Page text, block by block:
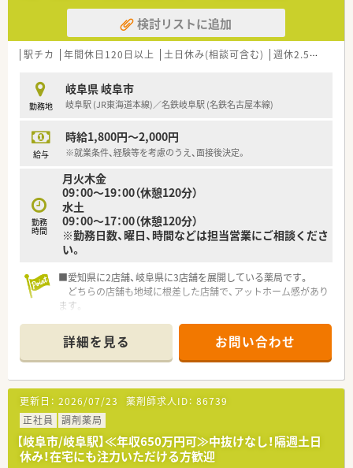
検討リストに追加
駅チカ 年間休日120日以上 土日休み(相談可含む) 週休2.5日以上
勤務地
岐阜県 岐阜市
岐阜駅 (JR東海道本線)／名鉄岐阜駅 (名鉄名古屋本線)
給与
時給1,800円～2,000円
※就業条件、経験等を考慮のうえ、面接後決定。
勤務
時間
月火木金
09：00～19：00（休憩120分）
水土
09：00～17：00（休憩120分）
※勤務日数、曜日、時間などは担当営業にご相談くださ
い。
■愛知県に2店舗、岐阜県に3店舗を展開している薬局です。
どちらの店舗も地域に根差した店舗で、アットホーム感があり
ます。
一緒により良い薬局を目指しませんか？
詳細を見る お問い合わせ
更新日： 2026/07/23 薬剤師求人ID： 86739
正社員
調剤薬局
【岐阜市/岐阜駅】≪年収650万円可≫中抜けなし！隔週土日
休み！在宅にも注力いただける方歓迎